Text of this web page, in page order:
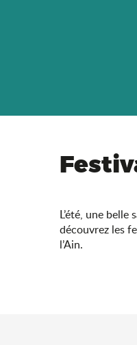
L’été, une
découvrez les
l’Ain.